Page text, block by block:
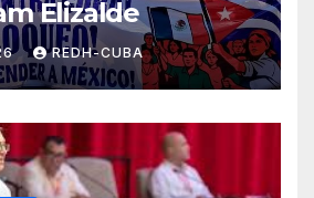
Elizalde
REDH-CUBA